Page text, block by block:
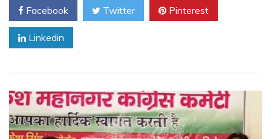
Facebook Twitter Pinterest
Linkedin